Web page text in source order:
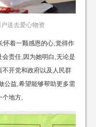
送去爱心物资
怀着一颗感恩的心,觉得作
责任,因为她明白,无论是
开党和政府以及人民群
公益,希望能够帮助更多需
个地方,